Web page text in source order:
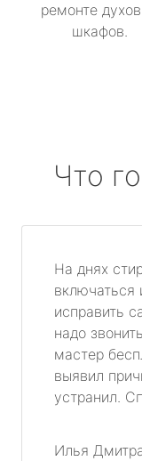
ремонте
шкафов.
Что
На днях
включаться
исправить
надо
мастер
выявил
устранил.
Илья